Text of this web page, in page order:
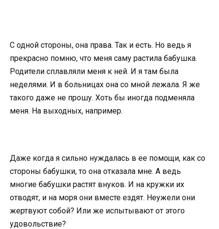
С одной стороны, она права. Так и есть. Но ведь я
прекрасно помню, что меня саму растила бабушка.
Родители сплавляли меня к ней. И я там была
неделями. И в больницах она со мной лежала. Я же
такого даже не прошу. Хоть бы иногда подменяла
меня. На выходных, например.
Даже когда я сильно нуждалась в ее помощи, как со
стороны бабушки, то она отказала мне. А ведь
многие бабушки растят внуков. И на кружки их
отводят, и на моря они вместе ездят. Неужели они
жертвуют собой? Или же испытывают от этого
удовольствие?